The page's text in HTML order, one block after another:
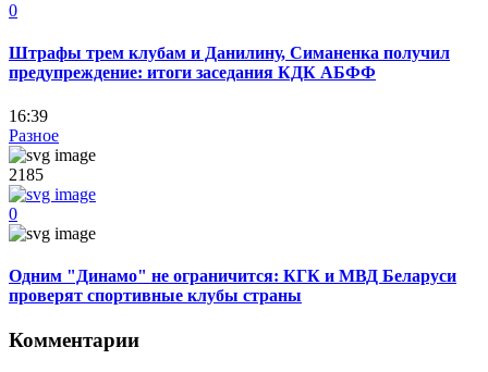
0
Штрафы трем клубам и Данилину, Симаненка получил
предупреждение: итоги заседания КДК АБФФ
16:39
Разное
2185
0
Одним "Динамо" не ограничится: КГК и МВД Беларуси
проверят спортивные клубы страны
Комментарии